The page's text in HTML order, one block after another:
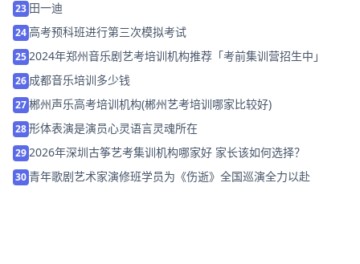
23 田一迪
24高考预科班进行第三次模拟考试
25 2024年郑州音乐剧艺考培训机构推荐「考前集训营招生中」
26 成都音乐培训多少钱
27郴州声乐高考培训机构(郴州艺考培训哪家比较好)
28形体表演是演员心灵语言灵魂所在
29 2026年深圳古筝艺考集训机构哪家好 家长该如何选择？
30青年歌剧艺术家演修班学员为《伤逝》全国巡演全力以赴